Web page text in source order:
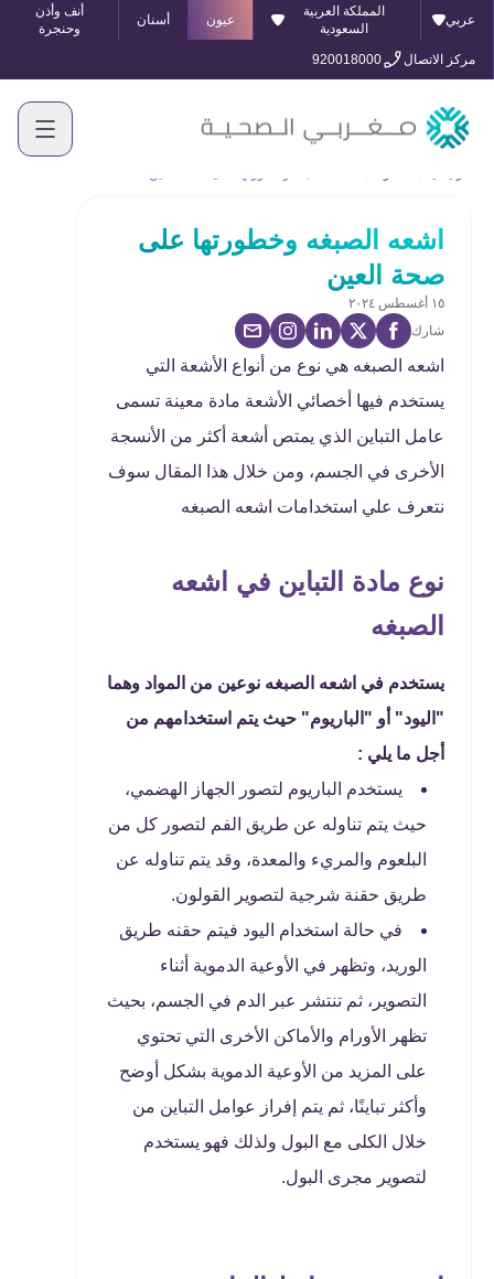
عربي
المملكة العربية
السعودية
عيون أسنان
أنف وأذن
وحنجرة
مركز الاتصال
920018000
اشعه الصبغه وخطورتها على
صحة العين
١٥ أغسطس ٢٠٢٤
شارك
اشعه الصبغه هي نوع من أنواع الأشعة التي
يستخدم فيها أخصائي الأشعة مادة معينة تسمى
عامل التباين الذي يمتص أشعة أكثر من الأنسجة
الأخرى في الجسم، ومن خلال هذا المقال سوف
نتعرف علي استخدامات اشعه الصبغه
نوع مادة التباين في اشعه
الصبغه
يستخدم في اشعه الصبغه نوعين من المواد وهما
"اليود" أو "الباريوم" حيث يتم استخدامهم من
أجل ما يلي :
يستخدم الباريوم لتصور الجهاز الهضمي،
حيث يتم تناوله عن طريق الفم لتصور كل من
البلعوم والمريء والمعدة، وقد يتم تناوله عن
طريق حقنة شرجية لتصوير القولون.
في حالة استخدام اليود فيتم حقنه طريق
الوريد، وتظهر في الأوعية الدموية أثناء
التصوير، ثم تنتشر عبر الدم في الجسم، بحيث
تظهر الأورام والأماكن الأخرى التي تحتوي
على المزيد من الأوعية الدموية بشكل أوضح
وأكثر تباينًا، ثم يتم إفراز عوامل التباين من
خلال الكلى مع البول ولذلك فهو يستخدم
لتصوير مجرى البول.